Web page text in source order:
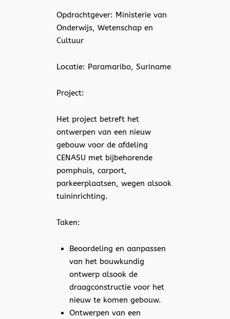
Opdrachtgever: Ministerie van
Onderwijs, Wetenschap en
Cultuur
Locatie: Paramaribo, Suriname
Project:
Het project betreft het
ontwerpen van een nieuw
gebouw voor de afdeling
CENASU met bijbehorende
pomphuis, carport,
parkeerplaatsen, wegen alsook
tuininrichting.
Taken:
Beoordeling en aanpassen
van het bouwkundig
ontwerp alsook de
draagconstructie voor het
nieuw te komen gebouw.
Ontwerpen van een